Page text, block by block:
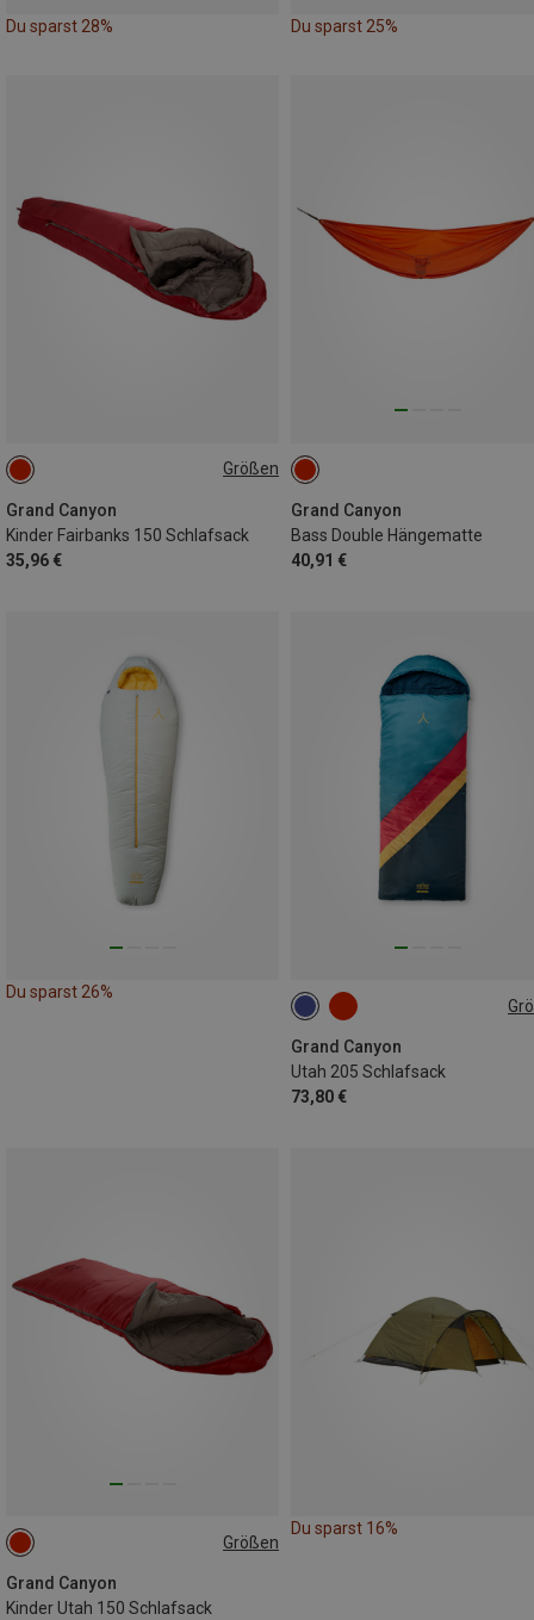
Du sparst 28% Du sparst 25%
Größen
Grand Canyon
Kinder Fairbanks 150 Schlafsack
35,96 €
MAX. 150CM
Grand Canyon
Bass Double Hängematte
40,91 €
Du sparst 26%
Grand Canyon
Utah 205 Schlafsack
73,80 €
MAX. 205CM
Größen
Grand Canyon
Kinder Utah 150 Schlafsack
MAX. 150CM
Du sparst 16%